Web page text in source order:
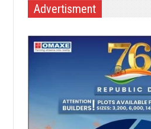
Advertisment